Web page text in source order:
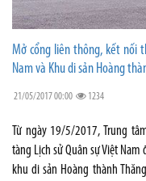
Mở cổng liên thông, kết nối
Nam và Khu di sản Hoàng
21/05/2017 00:00 1234
Từ ngày 19/5/2017, Trung
tàng Lịch sử Quân sự Việt
khu di sản Hoàng thành